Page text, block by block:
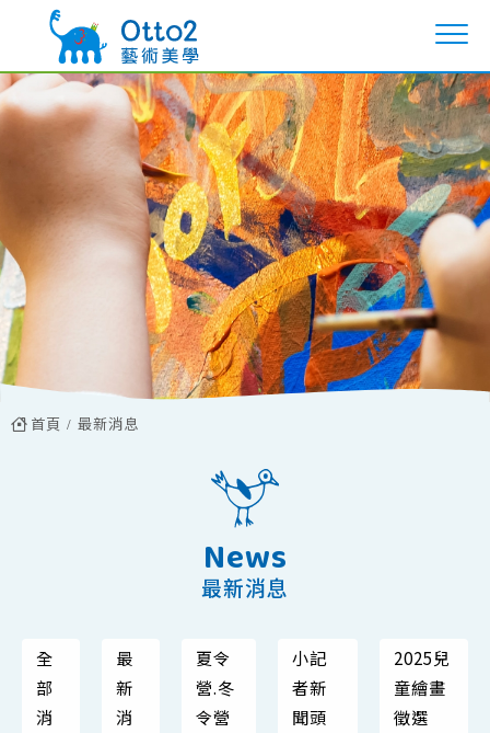
首頁 最新消息
News
最新消息
全
部
消
最
新
消
夏令
營.冬
令營
小記
者新
聞頭
2025兒
童繪畫
徵選